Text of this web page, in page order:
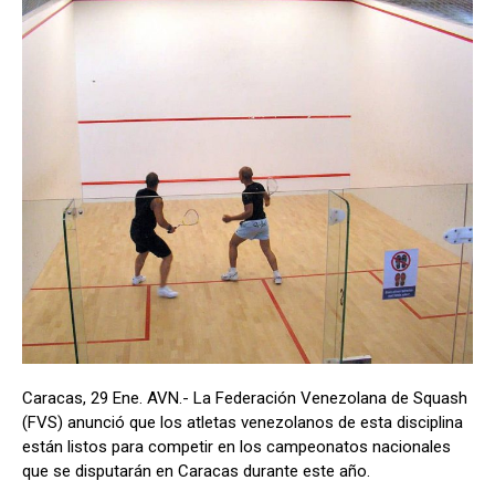
Caracas, 29 Ene. AVN.- La Federación Venezolana de Squash
(FVS) anunció que los atletas venezolanos de esta disciplina
están listos para competir en los campeonatos nacionales
que se disputarán en Caracas durante este año.